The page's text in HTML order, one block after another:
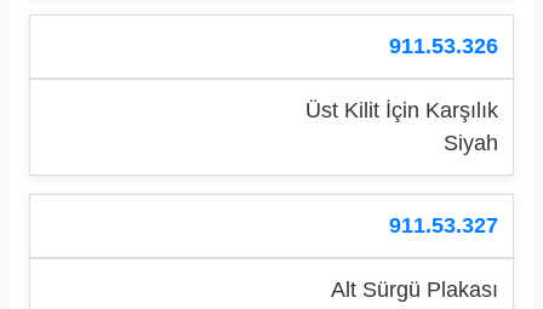
911.53.326
Üst Kilit İçin Karşılık
Siyah
911.53.327
Alt Sürgü Plakası